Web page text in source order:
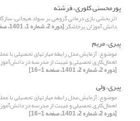
پورمحسنی کلوری، فرشته
اثربخشی بازی درمانی گروهی بر سواد هیجانی،
دانش آموزان پرخاشگر[دوره 2، شماره 1، 1401، صفحه 1-19]
پیری، مریم
موضوع: آزمایش مدل رابطه مهارتهای تحصیلی با
اهمال‌کاری تحصیلی و غیبت از مدرسه در
[دوره 2، شماره 2، 1401، صفحه 1-16]
پیری، ولی
موضوع: آزمایش مدل رابطه مهارتهای تحصیلی با
اهمال‌کاری تحصیلی و غیبت از مدرسه در
[دوره 2، شماره 2، 1401، صفحه 1-16]